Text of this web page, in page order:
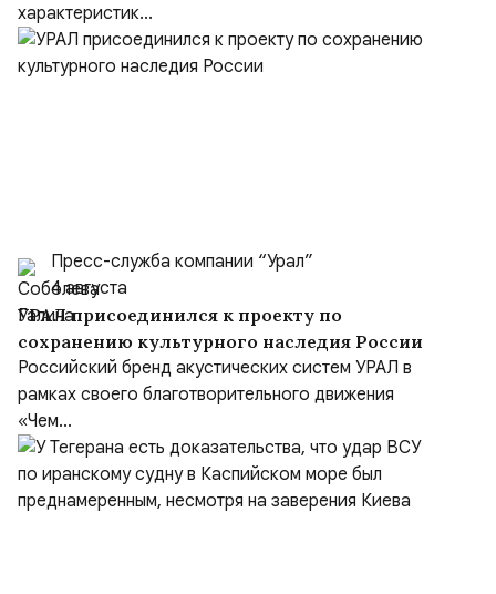
характеристик...
Пресс-служба компании “Урал”
4 августа
УРАЛ присоединился к проекту по
сохранению культурного наследия России
Российский бренд акустических систем УРАЛ в
рамках своего благотворительного движения
«Чем...